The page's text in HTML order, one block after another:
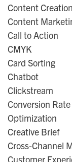
Content Creation
Content
Call to Action
CMYK
Card Sorting
Chatbot
Clickstream
Conversion Rate
Optimization
Creative Brief
Cross-Channel
Customer